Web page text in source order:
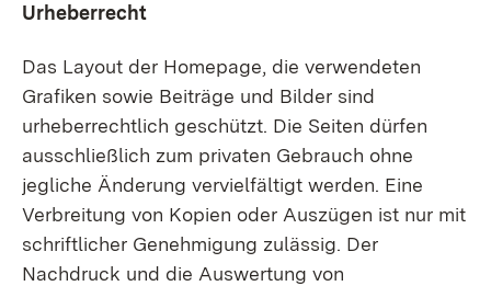
Urheberrecht
Das Layout der Homepage, die verwendeten
Grafiken sowie Beiträge und Bilder sind
urheberrechtlich geschützt. Die Seiten dürfen
ausschließlich zum privaten Gebrauch ohne
jegliche Änderung vervielfältigt werden. Eine
Verbreitung von Kopien oder Auszügen ist nur mit
schriftlicher Genehmigung zulässig. Der
Nachdruck und die Auswertung von